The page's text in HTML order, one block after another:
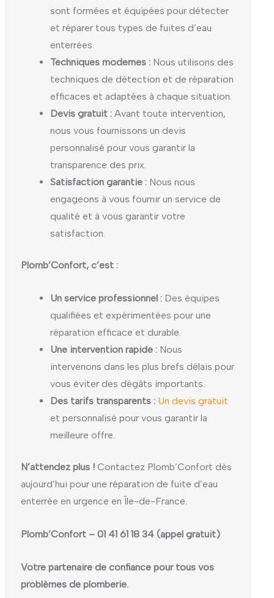
sont formées et équipées pour détecter
et réparer tous types de fuites d’eau
enterrées.
Techniques modernes : Nous utilisons des
techniques de détection et de réparation
efficaces et adaptées à chaque situation.
Devis gratuit : Avant toute intervention,
nous vous fournissons un devis
personnalisé pour vous garantir la
transparence des prix.
Satisfaction garantie : Nous nous
engageons à vous fournir un service de
qualité et à vous garantir votre
satisfaction.
Plomb’Confort, c’est :
Un service professionnel : Des équipes
qualifiées et expérimentées pour une
réparation efficace et durable.
Une intervention rapide : Nous
intervenons dans les plus brefs délais pour
vous éviter des dégâts importants.
Des tarifs transparents : Un devis gratuit
et personnalisé pour vous garantir la
meilleure offre.
N’attendez plus ! Contactez Plomb’Confort dès
aujourd’hui pour une réparation de fuite d’eau
enterrée en urgence en Île-de-France.
Plomb’Confort – 01 41 61 18 34 (appel gratuit)
Votre partenaire de confiance pour tous vos
problèmes de plomberie.